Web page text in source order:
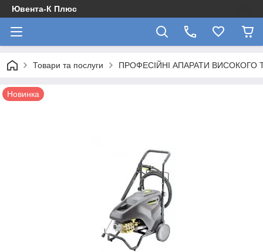
Ювента-К Плюс
Товари та послуги ПРОФЕСІЙНІ АПАРАТИ ВИСОКОГО
Новинка